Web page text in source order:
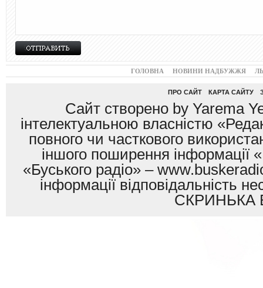
ГОЛОВНА НОВИНИ НАДБУЖЖЯ
ПРО САЙТ КАРТА САЙТУ
Сайт створено by Yarema
інтелектуальною власністю
повного чи часткового
іншого поширення інформації
«Буського радіо» –
інформації
СКРИНЬКА